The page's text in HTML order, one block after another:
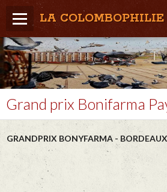
LA COLOMBOPHILIE
Home
Météo / Het weer
Lâcher / Los
Result. clubs, Provincial, (Inter)National
RFCB / KBDB
Grand prix Bonifarma
GRANDPRIX BONYFARMA -